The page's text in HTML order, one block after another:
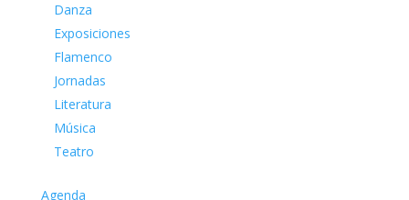
Danza
Exposiciones
Flamenco
Jornadas
Literatura
Música
Teatro
Agenda